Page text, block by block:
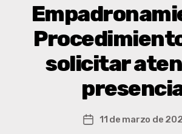
solicitar
11 de marzo de